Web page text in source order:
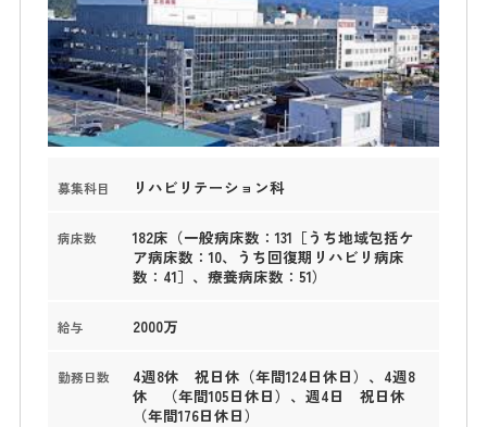
募集科目 リハビリテーション科
病床数
182床（一般病床数：131［うち地域包括ケ
ア病床数：10、うち回復期リハビリ病床
数：41］、療養病床数：51）
給与 2000万
勤務日数
4週8休 祝日休（年間124日休日）、4週8
休 （年間105日休日）、週4日 祝日休
（年間176日休日）